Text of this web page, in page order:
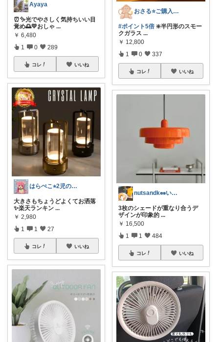
Ayaya
⏰✨光でやさしく気持ちいい目
覚め🌅💛おしゃ ...
￥ 6,480
1 0 289
コレ いいね
はらぺこ⭐︎2児のママ
大きさもちょうどよくてお洒落
✨楽天ランキン ...
￥ 2,980
1 1 27
コレ いいね
おさる⭐ご購入感謝🐹
#ポイント5倍 ❇️半円形のスモー
クガラス ...
￥ 12,800
1 0 337
コレ いいね
nutsandk🥜いつも感謝です◡̈♡
3枚のシェードが重なり合うデ
ザインが印象的 ...
￥ 16,500
1 1 484
コレ いいね